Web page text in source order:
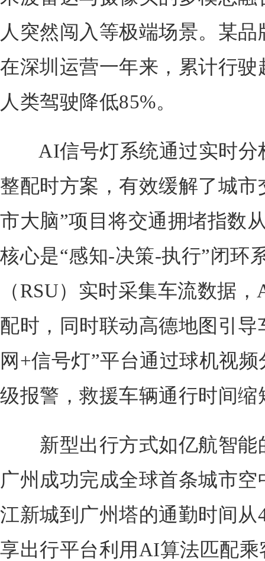
人突然闯入等极端场景。某
在深圳运营一年来，累计行
人类驾驶降低85%。
AI信号灯系统通过实时分
整配时方案，有效缓解了城
市大脑”项目将交通拥堵指数
核心是“感知-决策-执行”闭
（RSU）实时采集车流数据
配时，同时联动高德地图引
网+信号灯”平台通过球机视
级报警，救援车辆通行时间缩
新型出行方式如亿航智能
广州成功完成全球首条城市
江新城到广州塔的通勤时间
享出行平台利用AI算法匹配